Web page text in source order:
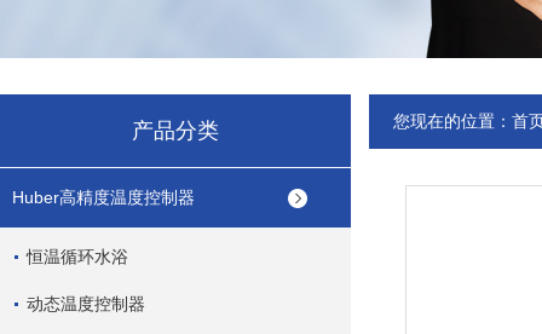
产品分类
Huber高精度温度控制器
恒温循环水浴
动态温度控制器
您现在的位置： 首